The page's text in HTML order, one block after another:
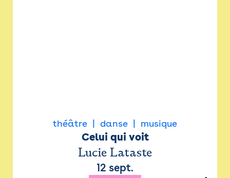
théâtre danse musique
Celui qui voit
Lucie Lataste
12 sept.